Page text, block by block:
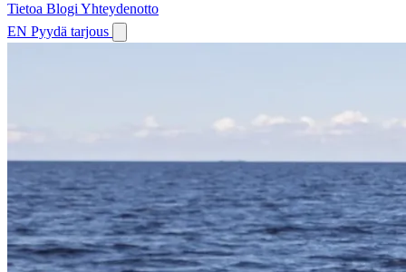
Tietoa Blogi Yhteydenotto
EN Pyydä tarjous